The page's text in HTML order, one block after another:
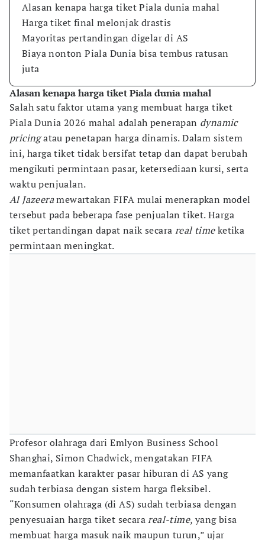
Alasan kenapa harga tiket Piala dunia mahal
Harga tiket final melonjak drastis
Mayoritas pertandingan digelar di AS
Biaya nonton Piala Dunia bisa tembus ratusan
juta
Alasan kenapa harga tiket Piala dunia mahal
Salah satu faktor utama yang membuat harga tiket
Piala Dunia 2026 mahal adalah penerapan dynamic
pricingatau penetapan harga dinamis. Dalam sistem
ini, harga tiket tidak bersifat tetap dan dapat berubah
mengikuti permintaan pasar, ketersediaan kursi, serta
waktu penjualan.
Al Jazeeramewartakan FIFA mulai menerapkan model
tersebut pada beberapa fase penjualan tiket. Harga
tiket pertandingan dapat naik secara real timeketika
permintaan meningkat.
Profesor olahraga dari Emlyon Business School
Shanghai, Simon Chadwick, mengatakan FIFA
memanfaatkan karakter pasar hiburan di AS yang
sudah terbiasa dengan sistem harga fleksibel.
“Konsumen olahraga (di AS) sudah terbiasa dengan
penyesuaian harga tiket secarareal-time, yang bisa
membuat harga masuk naik maupun turun,” ujar